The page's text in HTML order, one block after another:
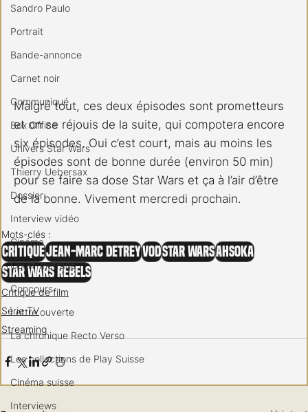
Sandro Paulo
Portrait
Bande-annonce
Carnet noir
Communiqué
Box Office
Univers Star Wars
Thierry Uebersax
Dossier
Interview vidéo
Cinéma
Court-métrage
Concours
Lettre ouverte
La chronique Recto Verso
Les collections de Play Suisse
Cinéma suisse
Interviews
Malgré tout, ces deux épisodes sont prometteurs
et on se réjouis de la suite, qui compotera encore
six épisodes. Oui c’est court, mais au moins les
épisodes sont de bonne durée (environ 50 min)
pour se faire sa dose Star Wars et ça à l’air d’être
de la bonne. Vivement mercredi prochain.
Mots-clés :
CritiqueJean-Marc DetreyVODStar WarsAhsoka
Star Wars Rebels
Critique de film
Série TV
Streaming